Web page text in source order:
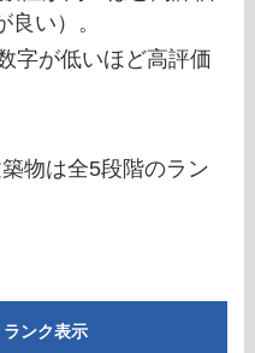
良い）。
字が低いほど高評価
物は全5段階のラン
ランク表示